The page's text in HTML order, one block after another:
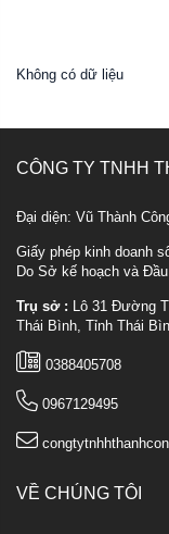
Không có dữ liệu
CÔNG TY TNHH
Đại diện: Vũ Thành
Giấy phép kinh doanh
Do Sở kế hoạch và
Trụ sở : Lô 31 Đường
Thái Bình, Tỉnh Thái
0388405708
0967129495
VỀ CHÚNG TÔI